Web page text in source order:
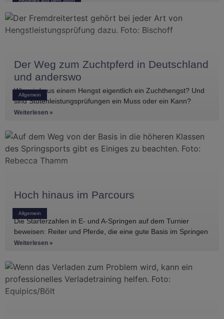
Koitka erreichte
Allgemein
Der Weg zum Zuchtpferd in Deutschland
und anderswo
Wie wird aus einem Hengst eigentlich ein Zuchthengst? Und
sind Stutenleistungsprüfungen ein Muss oder ein Kann?
Einblicke in die Regelwerke
Weiterlesen »
Allgemein
Hoch hinaus im Parcours
Die Starterzahlen in E- und A-Springen auf dem Turnier
beweisen: Reiter und Pferde, die eine gute Basis im Springen
haben, gibt es
Weiterlesen »